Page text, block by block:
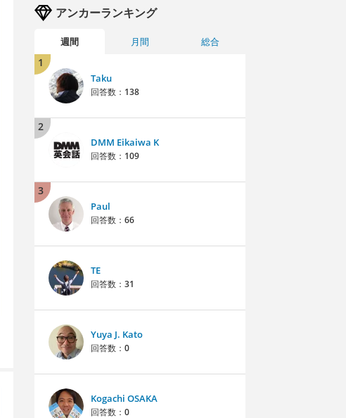
アンカーランキング
週間 月間 総合
1
Taku
回答数： 138
2
DMM Eikaiwa K
回答数： 109
3
Paul
回答数： 66
TE
回答数： 31
Yuya J. Kato
回答数： 0
Kogachi OSAKA
回答数： 0